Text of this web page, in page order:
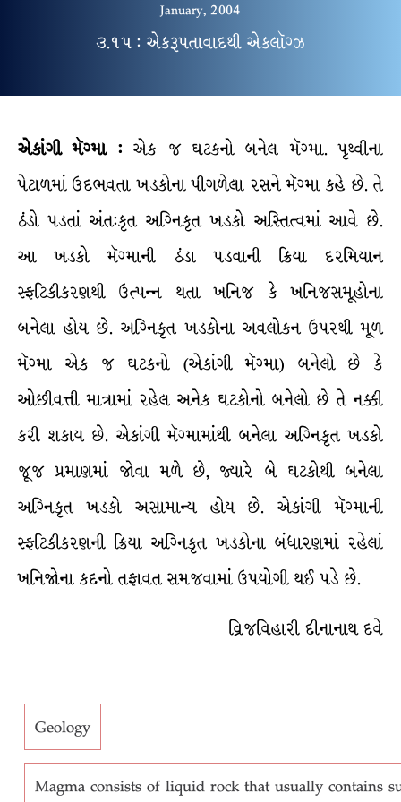
January, 2004
૩.૧૫ : એકરૂપતાવાદથી એકલૉગ્ઝ
એકાંગી મૅગ્મા : એક જ ઘટકનો બનેલ મૅગ્મા. પૃથ્વીના
પેટાળમાં ઉદભવતા ખડકોના પીગળેલા રસને મૅગ્મા કહે છે. તે
ઠંડો પડતાં અંત:કૃત અગ્નિકૃત ખડકો અસ્તિત્વમાં આવે છે.
આ ખડકો મૅગ્માની ઠંડા પડવાની ક્રિયા દરમિયાન
સ્ફટિકીકરણથી ઉત્પન્ન થતા ખનિજ કે ખનિજસમૂહોના
બનેલા હોય છે. અગ્નિકૃત ખડકોના અવલોકન ઉપરથી મૂળ
મૅગ્મા એક જ ઘટકનો (એકાંગી મૅગ્મા) બનેલો છે કે
ઓછીવત્તી માત્રામાં રહેલ અનેક ઘટકોનો બનેલો છે તે નક્કી
કરી શકાય છે. એકાંગી મૅગ્મામાંથી બનેલા અગ્નિકૃત ખડકો
જૂજ પ્રમાણમાં જોવા મળે છે, જ્યારે બે ઘટકોથી બનેલા
અગ્નિકૃત ખડકો અસામાન્ય હોય છે. એકાંગી મૅગ્માની
સ્ફટિકીકરણની ક્રિયા અગ્નિકૃત ખડકોના બંધારણમાં રહેલાં
ખનિજોના કદનો તફાવત સમજવામાં ઉપયોગી થઈ પડે છે.
વ્રિજવિહારી દીનાનાથ દવે
Geology
Magma consists of liquid rock that usually contains